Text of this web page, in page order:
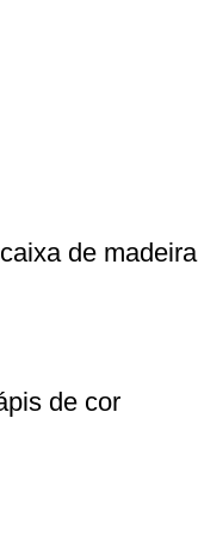
de madeira
de cor